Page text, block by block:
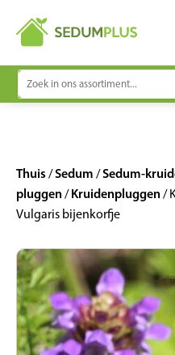
Zoeken
naar:
Thuis /Sedum /Sedum-
pluggen/Kruidenpluggen/
Vulgaris bijenkorfje